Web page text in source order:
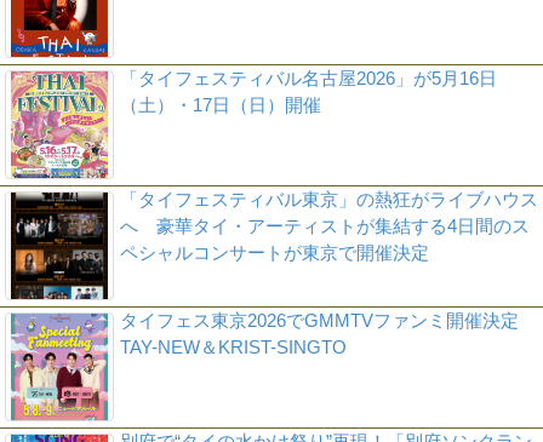
「タイフェスティバル名古屋2026」が5月16日
（土）・17日（日）開催
「タイフェスティバル東京」の熱狂がライブハウス
へ 豪華タイ・アーティストが集結する4日間のス
ペシャルコンサートが東京で開催決定
タイフェス東京2026でGMMTVファンミ開催決定
TAY-NEW＆KRIST-SINGTO